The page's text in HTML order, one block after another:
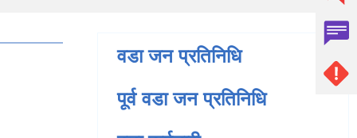
वडा जन प्रतिनिधि
पूर्व वडा जन प्रतिनिधि